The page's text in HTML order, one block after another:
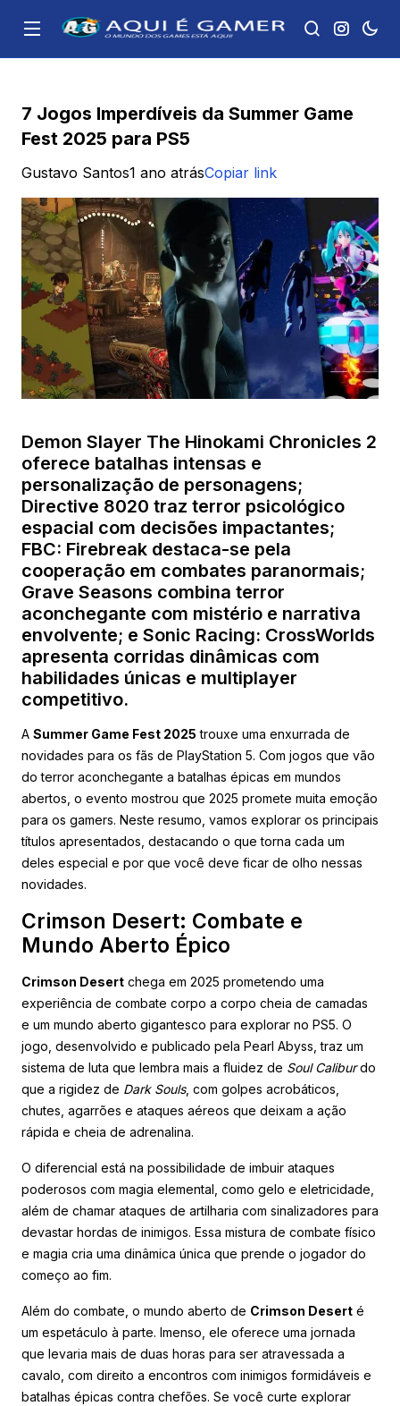
7 Jogos Imperdíveis da Summer Game
Fest 2025 para PS5
Gustavo Santos1 ano atrásCopiar link
Demon Slayer The Hinokami Chronicles 2
oferece batalhas intensas e
personalização de personagens;
Directive 8020 traz terror psicológico
espacial com decisões impactantes;
FBC: Firebreak destaca-se pela
cooperação em combates paranormais;
Grave Seasons combina terror
aconchegante com mistério e narrativa
envolvente; e Sonic Racing: CrossWorlds
apresenta corridas dinâmicas com
habilidades únicas e multiplayer
competitivo.
A Summer Game Fest 2025 trouxe uma enxurrada de
novidades para os fãs de PlayStation 5. Com jogos que vão
do terror aconchegante a batalhas épicas em mundos
abertos, o evento mostrou que 2025 promete muita emoção
para os gamers. Neste resumo, vamos explorar os principais
títulos apresentados, destacando o que torna cada um
deles especial e por que você deve ficar de olho nessas
novidades.
Crimson Desert: Combate e
Mundo Aberto Épico
Crimson Desert chega em 2025 prometendo uma
experiência de combate corpo a corpo cheia de camadas
e um mundo aberto gigantesco para explorar no PS5. O
jogo, desenvolvido e publicado pela Pearl Abyss, traz um
sistema de luta que lembra mais a fluidez de Soul Caliburdo
que a rigidez de Dark Souls, com golpes acrobáticos,
chutes, agarrões e ataques aéreos que deixam a ação
rápida e cheia de adrenalina.
O diferencial está na possibilidade de imbuir ataques
poderosos com magia elemental, como gelo e eletricidade,
além de chamar ataques de artilharia com sinalizadores para
devastar hordas de inimigos. Essa mistura de combate físico
e magia cria uma dinâmica única que prende o jogador do
começo ao fim.
Além do combate, o mundo aberto de Crimson Desert é
um espetáculo à parte. Imenso, ele oferece uma jornada
que levaria mais de duas horas para ser atravessada a
cavalo, com direito a encontros com inimigos formidáveis e
batalhas épicas contra chefões. Se você curte explorar